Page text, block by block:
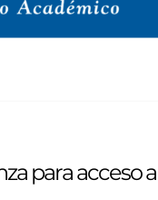
para acceso